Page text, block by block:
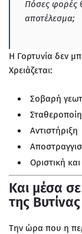
Πόσες φορές
αποτέλεσμα;
Η Γορτυνία δεν
Χρειάζεται:
Σοβαρή
Αντιστήριξη
Οριστική
Και μέσα
της Βυτίνας
Την ώρα που η